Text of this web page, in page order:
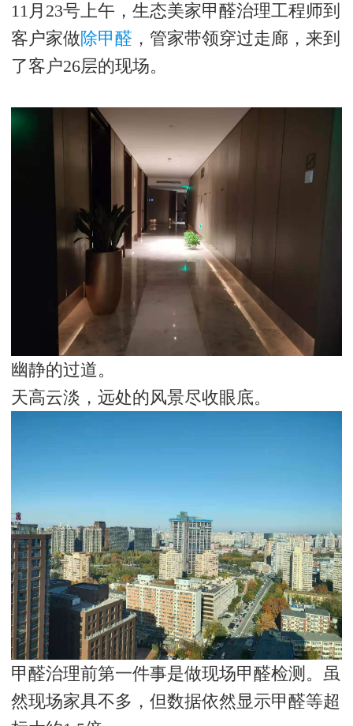
11 月 23号上午，生态美家甲醛治理工程师到
客户家做除甲醛 ，管家带领穿过走廊，来到
了客户26层的现场。
幽静的过道。
天高云淡，远处的风景尽收眼底。
甲醛治理前第一件事是做现场甲醛检测。虽
然现场家具不多，但数据依然显示甲醛等超